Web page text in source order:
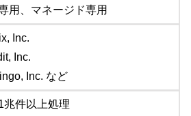
用、マネージド専用
Inc.
Inc.
Inc. など
兆件以上処理